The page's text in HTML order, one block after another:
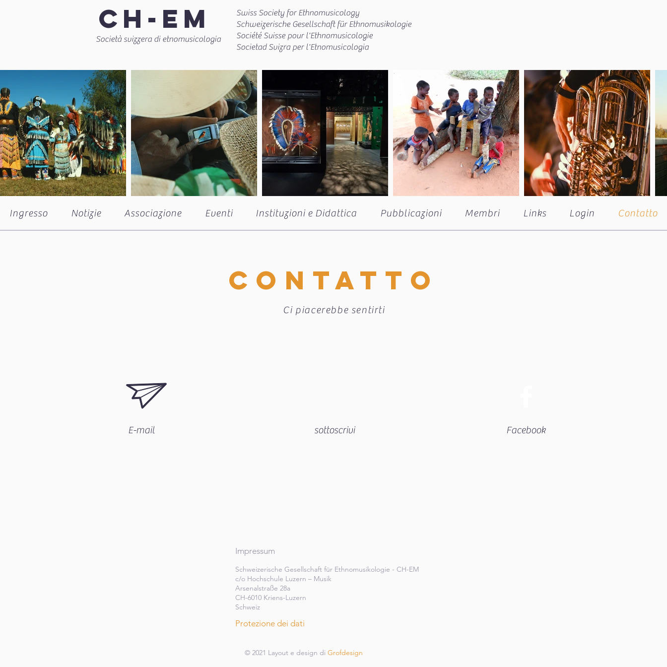
CH-EM
Società svizzera di etnomusicologia
Swiss Society for Ethnomusicology
Schweizerische Gesellschaft für Ethnomusikologie
Société Suisse pour l'Ethnomusicologie
Societad Svizra per l'Etnomusicologia
Ingresso Notizie Associazione Eventi Instituzioni e Didattica Pubblicazioni Membri Links Login Contatto
CONTATTO
Ci piacerebbe sentirti
E-mail sottoscrivi Facebook
Impressum
Schweizerische Gesellschaft für Ethnomusikologie - CH-EM
c/o Hochschule Luzern – Musik
Arsenalstraße 28a
CH-6010 Kriens-Luzern
Schweiz
Protezione dei dati
© 2021 Layout e design di Grofdesign